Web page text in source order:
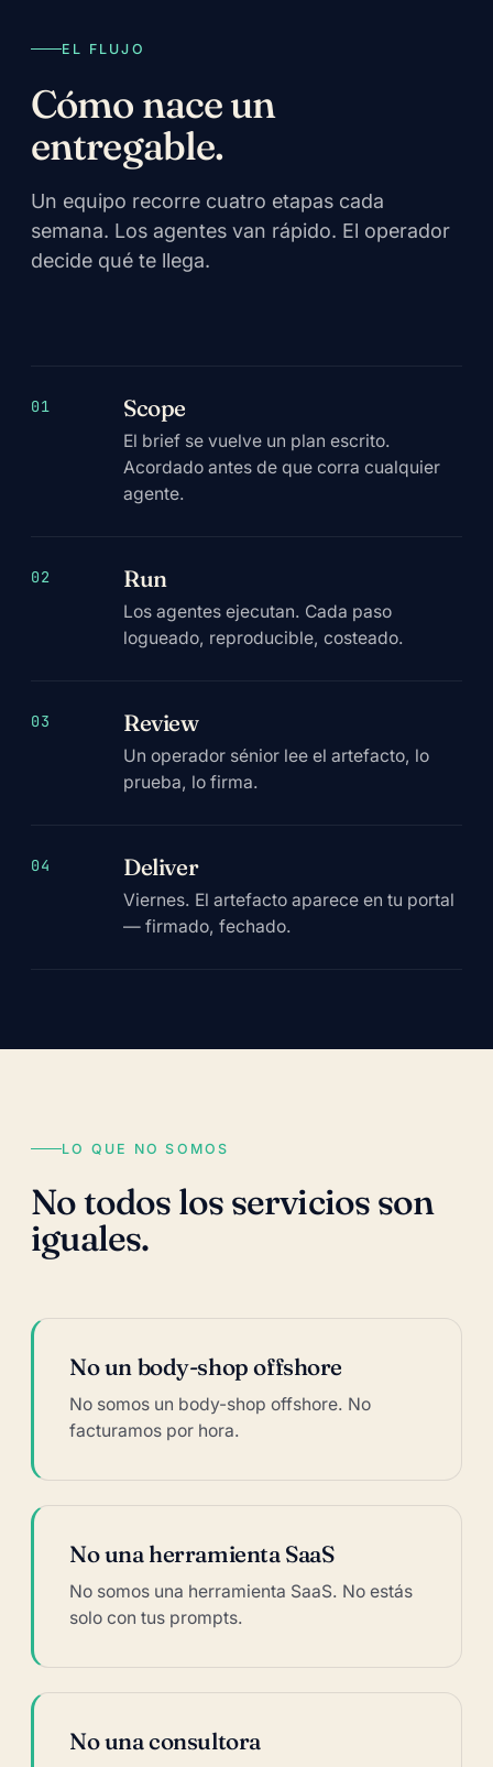
EL FLUJO
Cómo nace un
entregable.
Un equipo recorre cuatro etapas cada
semana. Los agentes van rápido. El operador
decide qué te llega.
01 Scope
El brief se vuelve un plan escrito.
Acordado antes de que corra cualquier
agente.
02 Run
Los agentes ejecutan. Cada paso
logueado, reproducible, costeado.
03 Review
Un operador sénior lee el artefacto, lo
prueba, lo firma.
04 Deliver
Viernes. El artefacto aparece en tu portal
— firmado, fechado.
LO QUE NO SOMOS
No todos los servicios son
iguales.
No un body-shop offshore
No somos un body-shop offshore. No
facturamos por hora.
No una herramienta SaaS
No somos una herramienta SaaS. No estás
solo con tus prompts.
No una consultora